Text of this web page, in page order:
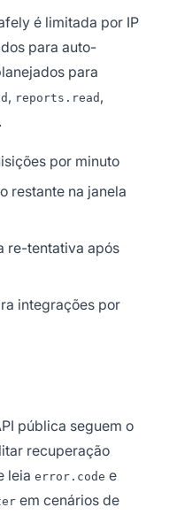
é limitada por IP
para auto-
para
, reports.read ,
.
por minuto
restante na janela
re-tentativa após
integrações por
pública seguem o
recuperação
leiaerror.code e
em cenários de